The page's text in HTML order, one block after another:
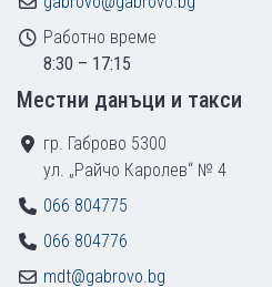
Работно време
8:30 – 17:15
Местни данъци и такси
гр. Габрово 5300
ул. „Райчо Каролев“ № 4
066 804775
066 804776
mdt@gabrovo.bg